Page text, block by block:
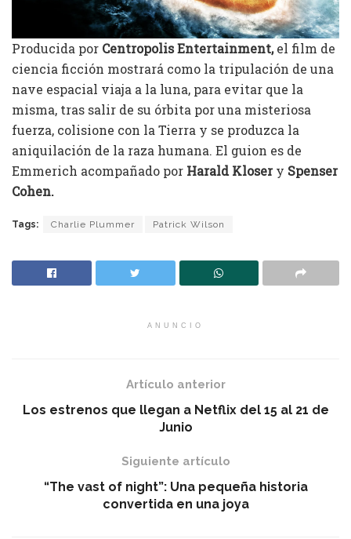
Producida por Centropolis Entertainment,el film de
ciencia ficción mostrará como la tripulación de una
nave espacial viaja a la luna, para evitar que la
misma, tras salir de su órbita por una misteriosa
fuerza, colisione con la Tierra y se produzca la
aniquilación de la raza humana. El guion es de
Emmerich acompañado por Harald Klosery Spenser
Cohen.
Tags: Charlie Plummer Patrick Wilson
ANUNCIO
Artículo anterior
Los estrenos que llegan a Netflix del 15 al 21 de
Junio
Siguiente artículo
“The vast of night”: Una pequeña historia
convertida en una joya